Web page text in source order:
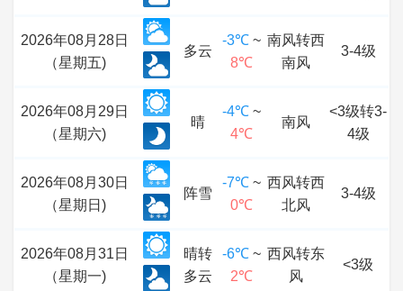
2026年08月28日
（星期五)
多云
-3℃ ~
8℃
南风转西
南风
3-4级
2026年08月29日
（星期六)
晴
-4℃ ~
4℃
南风
<3级转3-
4级
2026年08月30日
（星期日)
阵雪
-7℃ ~
0℃
西风转西
北风
3-4级
2026年08月31日
（星期一)
晴转
多云
-6℃ ~
2℃
西风转东
风
<3级